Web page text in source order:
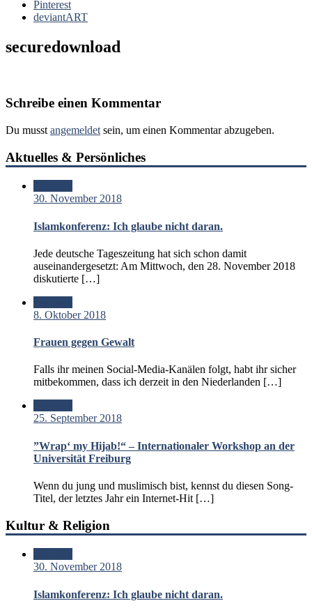
Pinterest
deviantART
securedownload
Schreibe einen Kommentar
Du musst angemeldet sein, um einen Kommentar abzugeben.
Aktuelles & Persönliches
30. November 2018
Islamkonferenz: Ich glaube nicht daran.
Jede deutsche Tageszeitung hat sich schon damit
auseinandergesetzt: Am Mittwoch, den 28. November 2018
diskutierte […]
8. Oktober 2018
Frauen gegen Gewalt
Falls ihr meinen Social-Media-Kanälen folgt, habt ihr sicher
mitbekommen, dass ich derzeit in den Niederlanden […]
25. September 2018
”Wrap‘ my Hijab!“ – Internationaler Workshop an der
Universität Freiburg
Wenn du jung und muslimisch bist, kennst du diesen Song-
Titel, der letztes Jahr ein Internet-Hit […]
Kultur & Religion
30. November 2018
Islamkonferenz: Ich glaube nicht daran.